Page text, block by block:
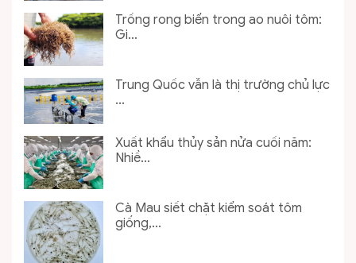
Trồng rong biển trong ao nuôi tôm:
Gi...
Trung Quốc vẫn là thị trường chủ lực
...
Xuất khẩu thủy sản nửa cuối năm:
Nhiề...
Cà Mau siết chặt kiểm soát tôm
giống,...